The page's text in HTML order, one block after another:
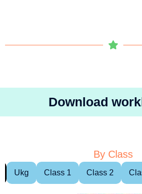
Download
By Class
Ukg Class 1 Class 2